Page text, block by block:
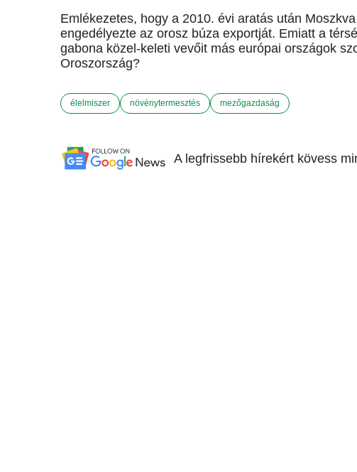
Emlékezetes, hogy a 2010. évi aratás után
engedélyezte az orosz búza exportját. Emiatt a
gabona közel-keleti vevőit más európai országok
Oroszország?
élelmiszer növénytermesztés mezőgazdaság
A legfrissebb hírekért kövess